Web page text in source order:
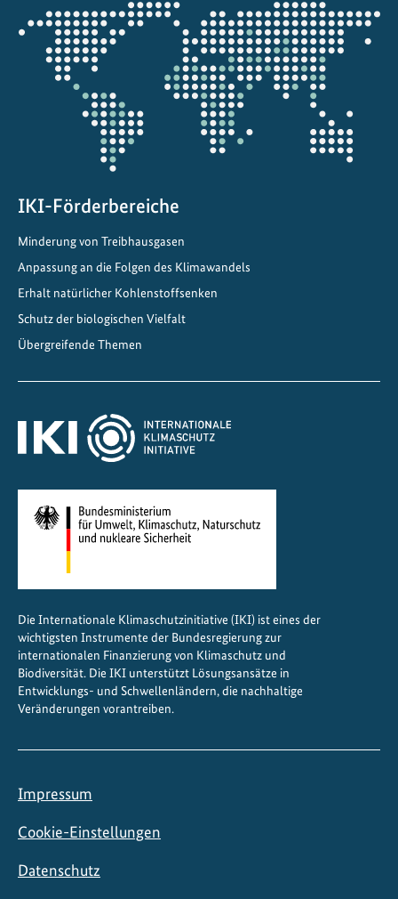
0
u
n
d
d
a
h
s
Öffnet
die
Projektkarte
IKI-Förderbereiche
Minderung von Treibhausgasen
Anpassung an die Folgen des Klimawandels
Erhalt natürlicher Kohlenstoffsenken
Schutz der biologischen Vielfalt
Übergreifende Themen
Die Internationale Klimaschutzinitiative (IKI) ist eines der
wichtigsten Instrumente der Bundesregierung zur
internationalen Finanzierung von Klimaschutz und
Biodiversität. Die IKI unterstützt Lösungsansätze in
Entwicklungs- und Schwellenländern, die nachhaltige
Veränderungen vorantreiben.
Impressum
Cookie-Einstellungen
Datenschutz